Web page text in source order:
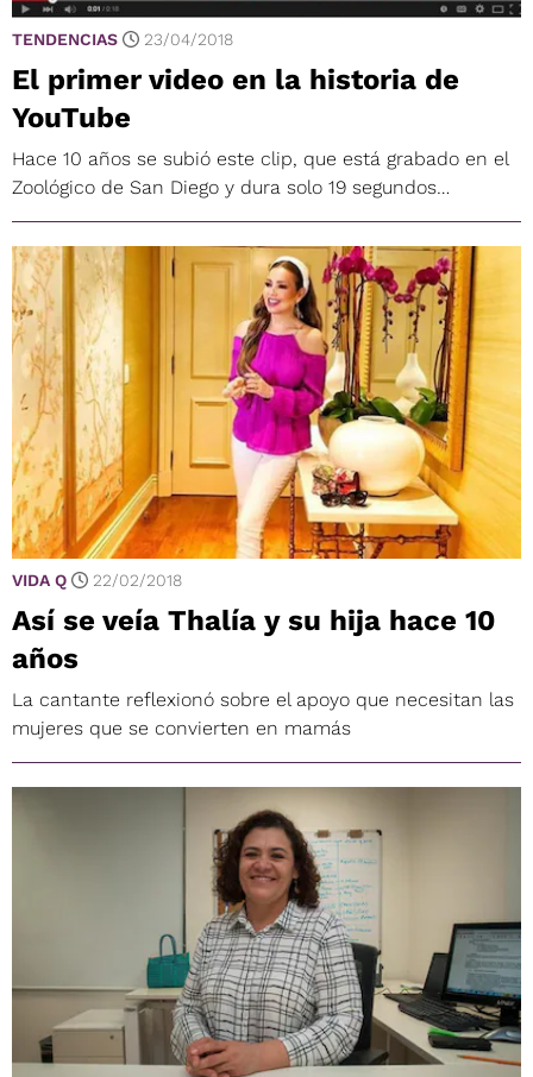
TENDENCIAS 23/04/2018
El primer video en la historia de
YouTube
Hace 10 años se subió este clip, que está grabado en el
Zoológico de San Diego y dura solo 19 segundos…
VIDA Q 22/02/2018
Así se veía Thalía y su hija hace 10
años
La cantante reflexionó sobre el apoyo que necesitan las
mujeres que se convierten en mamás